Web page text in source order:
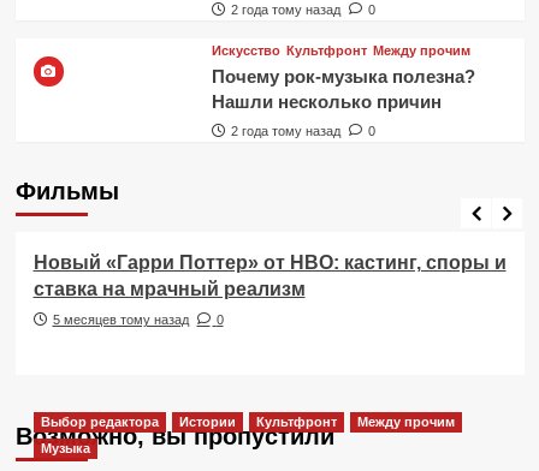
2 года тому назад 0
Искусство Культфронт Между прочим
Почему рок-музыка полезна?
Нашли несколько причин
2 года тому назад 0
Фильмы
Фильмы
Новый «Гарри Поттер» от HBO: кастинг, споры и
ставка на мрачный реализм
5 месяцев тому назад 0
Возможно, вы пропустили
Выбор редактора Истории Культфронт
Между прочим
Музыка